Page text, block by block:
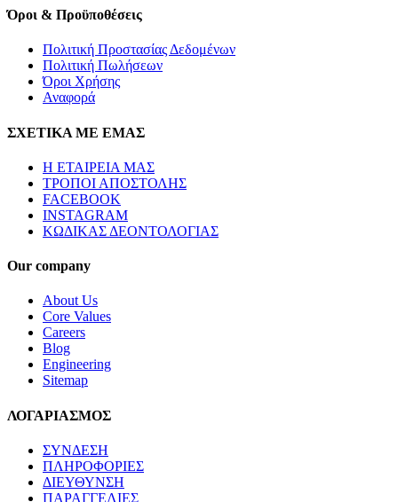
Όροι & Προϋποθέσεις
Πολιτική Προστασίας Δεδομένων
Πολιτική Πωλήσεων
Όροι Χρήσης
Αναφορά
ΣΧΕΤΙΚΑ ΜΕ ΕΜΑΣ
Η ΕΤΑΙΡΕΙΑ ΜΑΣ
ΤΡΟΠΟΙ ΑΠΟΣΤΟΛΗΣ
FACEBOOK
INSTAGRAM
ΚΩΔΙΚΑΣ ΔΕΟΝΤΟΛΟΓΙΑΣ
Our company
About Us
Core Values
Careers
Blog
Engineering
Sitemap
ΛΟΓΑΡΙΑΣΜΟΣ
ΣΥΝΔΕΣΗ
ΠΛΗΡΟΦΟΡΙΕΣ
ΔΙΕΥΘΥΝΣΗ
ΠΑΡΑΓΓΕΛΙΕΣ